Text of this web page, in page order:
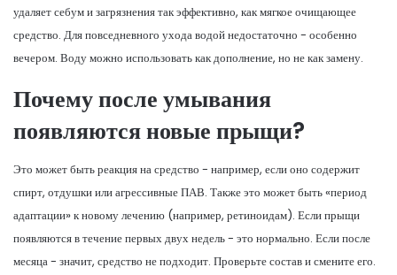
удаляет себум и загрязнения так эффективно, как мягкое очищающее
средство. Для повседневного ухода водой недостаточно - особенно
вечером. Воду можно использовать как дополнение, но не как замену.
Почему после умывания
появляются новые прыщи?
Это может быть реакция на средство - например, если оно содержит
спирт, отдушки или агрессивные ПАВ. Также это может быть «период
адаптации» к новому лечению (например, ретиноидам). Если прыщи
появляются в течение первых двух недель - это нормально. Если после
месяца - значит, средство не подходит. Проверьте состав и смените его.